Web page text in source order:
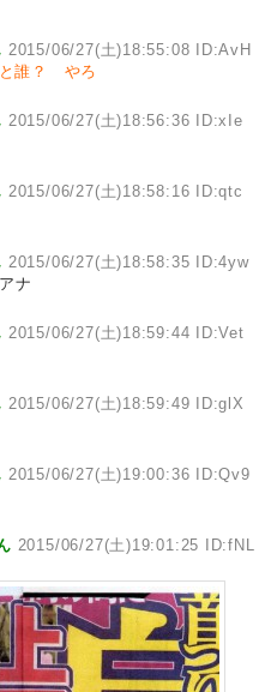
2015/06/27(土)18:55:08 ID:AvH
誰？ やろ
2015/06/27(土)18:56:36 ID:xIe
2015/06/27(土)18:58:16 ID:qtc
2015/06/27(土)18:58:35 ID:4yw
ナ
2015/06/27(土)18:59:44 ID:Vet
2015/06/27(土)18:59:49 ID:glX
2015/06/27(土)19:00:36 ID:Qv9
2015/06/27(土)19:01:25 ID:fNL